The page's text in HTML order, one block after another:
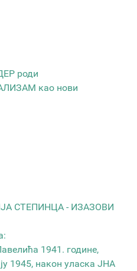
роди
као нови
СТЕПИНЦА - ИЗАЗОВИ
1941. године,
1945, након уласка ЈНА